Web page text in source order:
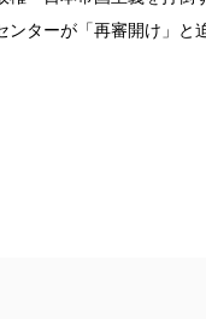
ターが「再審開け」と